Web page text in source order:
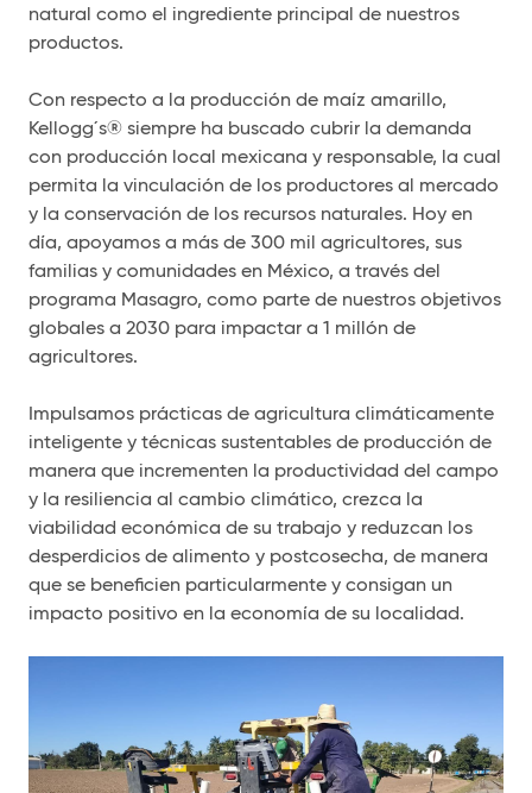
natural como el ingrediente principal de nuestros
productos.
Con respecto a la producción de maíz amarillo,
Kellogg´s® siempre ha buscado cubrir la demanda
con producción local mexicana y responsable, la cual
permita la vinculación de los productores al mercado
y la conservación de los recursos naturales. Hoy en
día, apoyamos a más de 300 mil agricultores, sus
familias y comunidades en México, a través del
programa Masagro, como parte de nuestros objetivos
globales a 2030 para impactar a 1 millón de
agricultores.
Impulsamos prácticas de agricultura climáticamente
inteligente y técnicas sustentables de producción de
manera que incrementen la productividad del campo
y la resiliencia al cambio climático, crezca la
viabilidad económica de su trabajo y reduzcan los
desperdicios de alimento y postcosecha, de manera
que se beneficien particularmente y consigan un
impacto positivo en la economía de su localidad.